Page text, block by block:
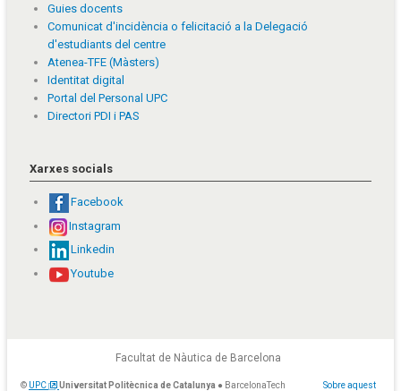
Guies docents
Comunicat d'incidència o felicitació a la Delegació
d'estudiants del centre
Atenea-TFE (Màsters)
Identitat digital
Portal del Personal UPC
Directori PDI i PAS
Xarxes socials
Facebook
Instagram
Linkedin
Youtube
Facultat de Nàutica de Barcelona
© UPC Universitat Politècnica de Catalunya ● BarcelonaTech Sobre aquest